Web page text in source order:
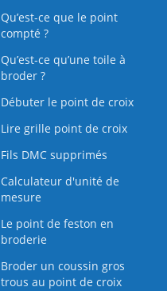
Qu’est-ce que le point
compté ?
Qu’est‑ce qu’une toile à
broder ?
Débuter le point de croix
Lire grille point de croix
Fils DMC supprimés
Calculateur d'unité de
mesure
Le point de feston en
broderie
Broder un coussin gros
trous au point de croix